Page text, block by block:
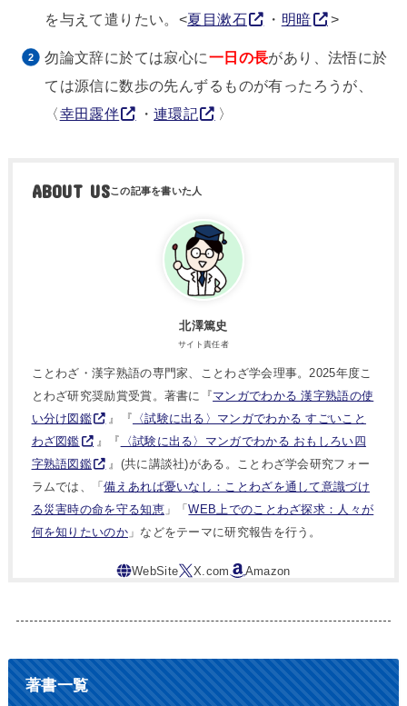
を与えて遣りたい。<夏目漱石 ・ 明暗 >
勿論文辞に於ては寂心に一日の長があり、法悟に於
ては源信に数歩の先んずるものが有ったろうが、
〈幸田露伴 ・連環記 〉
ABOUT US
北澤篤史
サイト責任者
ことわざ・漢字熟語の専門家、ことわざ学会理事。2025年度こ
とわざ研究奨励賞受賞。著書に『マンガでわかる 漢字熟語の使
い分け図鑑
』『 〈試験に出る〉マンガでわかる すごいこと
わざ図鑑
』『
〈試験に出る〉マンガでわかる おもしろい四
字熟語図鑑
』(共に講談社)がある。ことわざ学会研究フォー
ラムでは、「備えあれば憂いなし：ことわざを通して意識づけ
る災害時の命を守る知恵」「WEB上でのことわざ探求：人々が
何を知りたいのか」などをテーマに研究報告を行う。
著書一覧